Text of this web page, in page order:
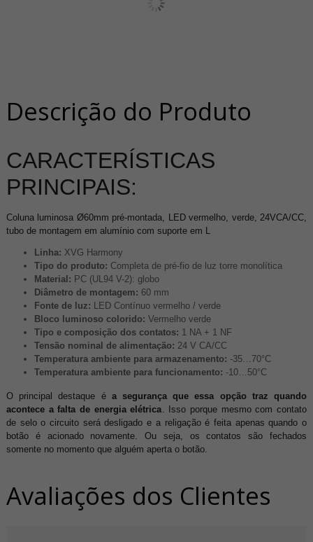
Descrição do Produto
CARACTERÍSTICAS
PRINCIPAIS:
Coluna luminosa Ø60mm pré-montada, LED vermelho, verde, 24VCA/CC,
tubo de montagem em alumínio com suporte em L
Linha: XVG Harmony
Tipo do produto: Completa de pré-fio de luz torre monolítica
Material: PC (UL94 V-2): globo
Diâmetro de montagem: 60 mm
Fonte de luz: LED Contínuo vermelho / verde
Bloco luminoso colorido: Vermelho verde
Tipo e composição dos contatos: 1 NA + 1 NF
Tensão nominal de alimentação: 24 V CA/CC
Temperatura ambiente para armazenamento: -35…70°C
Temperatura ambiente para funcionamento: -10…50°C
O principal destaque é a segurança que essa opção traz quando
acontece a falta de energia elétrica. Isso porque mesmo com contato
de selo o circuito será desligado e a religação é feita apenas quando o
botão é acionado novamente. Ou seja, os contatos são fechados
somente no momento que alguém aperta o botão.
Avaliações dos Clientes